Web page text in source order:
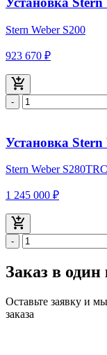
Stern Weber S200
923 670 ₽
-
Установка
Stern Weber
1 245 000 ₽
-
Заказ в
Оставьте заявку и
заказа